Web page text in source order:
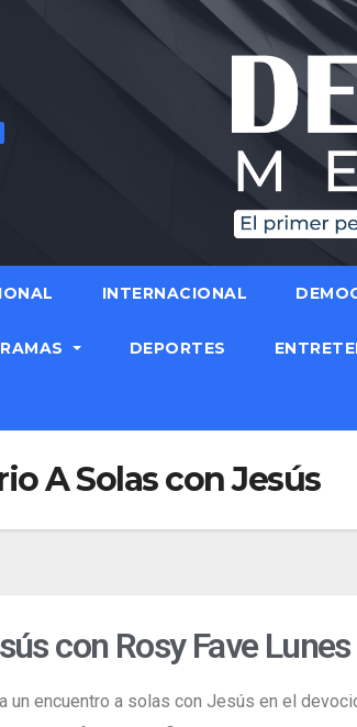
INTERNACIONAL
DEPORTES
A Solas con Jesús
con Rosy Fave
un encuentro a solas con Jesús en el